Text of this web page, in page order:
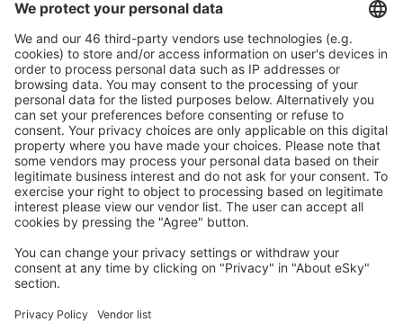
Buchen ohne Sorgen mit einer kostenlosen
Stornierungsoption.
Mehr sparen
Attraktive Preise und Spezialangebote für eingeloggte
Benutzer.
Unterkünfte, die Sie mögen
Wählen Sie aus über 1,3 Millionen Unterkünften: Hotels,
Hütten, Apartments und andere.
Meist gesuchte Unterkünfte von eSky Nutzern
Unterkünfte in Portugal - Beliebte Städte